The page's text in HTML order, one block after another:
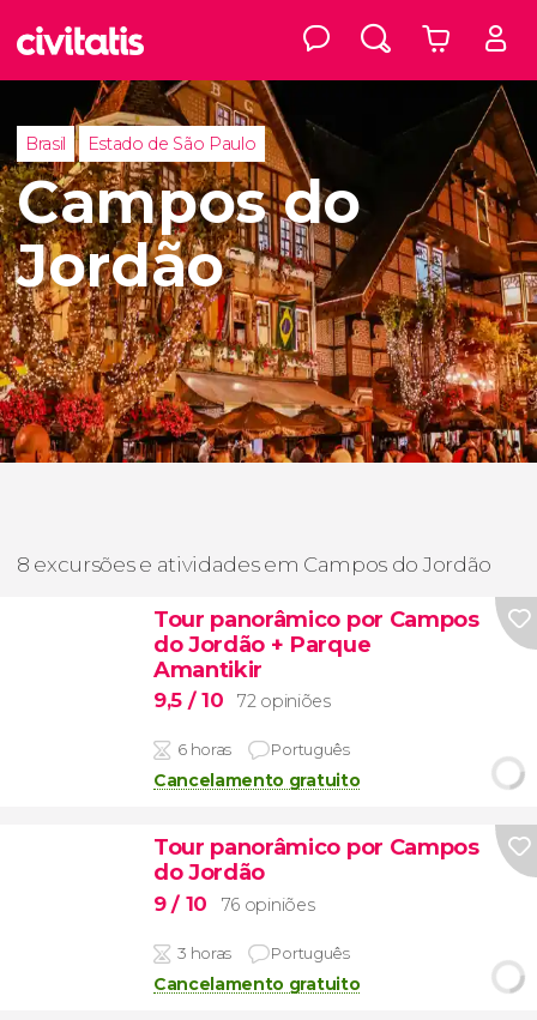
Brasil Estado de São Paulo
Campos do
Jordão
8 excursões e atividades em Campos do Jordão
Tour panorâmico por Campos
do Jordão + Parque
Amantikir
9,5 / 10 72 opiniões
6 horas Português
Cancelamento gratuito
Tour panorâmico por Campos
do Jordão
9/ 10 76 opiniões
3 horas Português
Cancelamento gratuito